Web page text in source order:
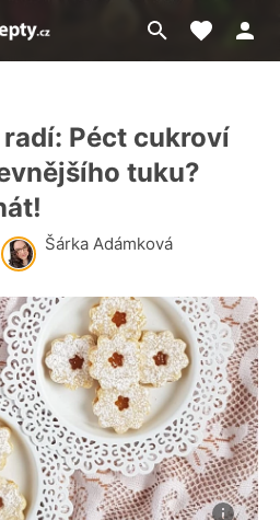
Přejít
na
Moje
Péct cukroví
tuku?
Šárka Adámková